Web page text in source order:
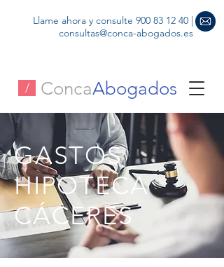
/ ConcaAbogados
Llame ahora y consulte 900 83 12 40 |
consultas@conca-abogados.es
GASTOS
HIPOTECA
CÁCERES